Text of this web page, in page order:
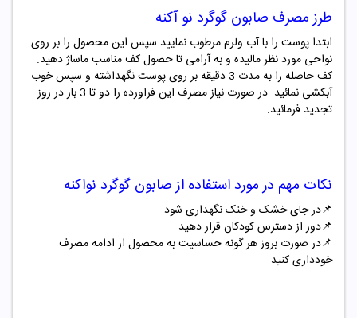
طرز مصرف صابون گوگرد نو آکنه
ابتدا پوست را با آب ولرم مرطوب نمایید سپس این محصول را بر روی
نواحی مورد نظر مالیده و به آرامی تا حصول کف مناسب ماساژ دهید.
کف حاصله را به مدت 3 دقیقه بر روی پوست نگهداشته و سپس خوب
آبکشی نمائید. در صورت نیاز مصرف این فراورده را دو تا 3 بار در روز
تجدید فرمائید.
نکات مهم در مورد استفاده ازصابون گوگرد نواکنه
📌در جای خشک و خنک نگهداری شود
📌دور از دسترس کودکان قرار دهید
📌در صورت بروز هر گونه حساسیت به محصول از ادامه مصرف
خودداری کنید